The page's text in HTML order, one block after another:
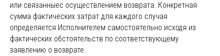
или связанныес осуществлением возврата. Конкретная
сумма фактических затрат для каждого случая
определяется Исполнителем самостоятельно исходя из
фактических обстоятельств по соответствующему
заявлению о возврате.